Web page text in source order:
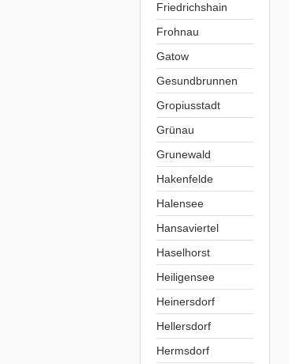
Friedrichshain
Frohnau
Gatow
Gesundbrunnen
Gropiusstadt
Grünau
Grunewald
Hakenfelde
Halensee
Hansaviertel
Haselhorst
Heiligensee
Heinersdorf
Hellersdorf
Hermsdorf